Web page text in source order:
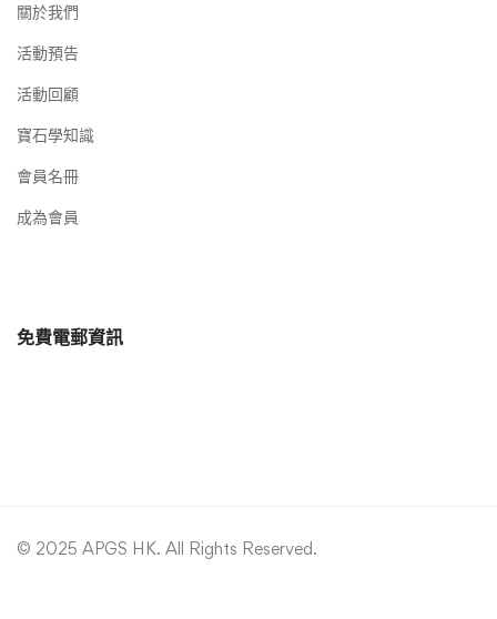
關於我們
活動預告
活動回顧
寶石學知識
會員名冊
成為會員
免費電郵資訊
© 2025 APGS HK. All Rights Reserved.